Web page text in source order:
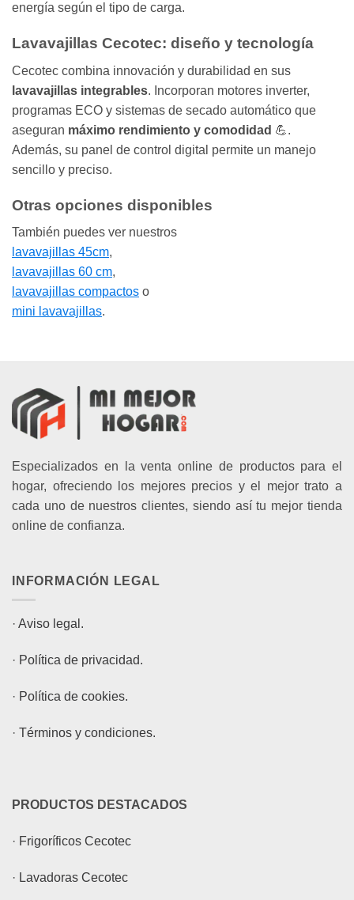
energía según el tipo de carga.
Lavavajillas Cecotec: diseño y tecnología
Cecotec combina innovación y durabilidad en sus
lavavajillas integrables. Incorporan motores inverter,
programas ECO y sistemas de secado automático que
aseguran máximo rendimiento y comodidad 💪.
Además, su panel de control digital permite un manejo
sencillo y preciso.
Otras opciones disponibles
También puedes ver nuestros
lavavajillas 45cm,
lavavajillas 60 cm,
lavavajillas compactos o
mini lavavajillas.
Especializados en la venta online de productos para el
hogar, ofreciendo los mejores precios y el mejor trato a
cada uno de nuestros clientes, siendo así tu mejor tienda
online de confianza.
INFORMACIÓN LEGAL
· Aviso legal.
· Política de privacidad.
· Política de cookies.
· Términos y condiciones.
PRODUCTOS DESTACADOS
· Frigoríficos Cecotec
· Lavadoras Cecotec